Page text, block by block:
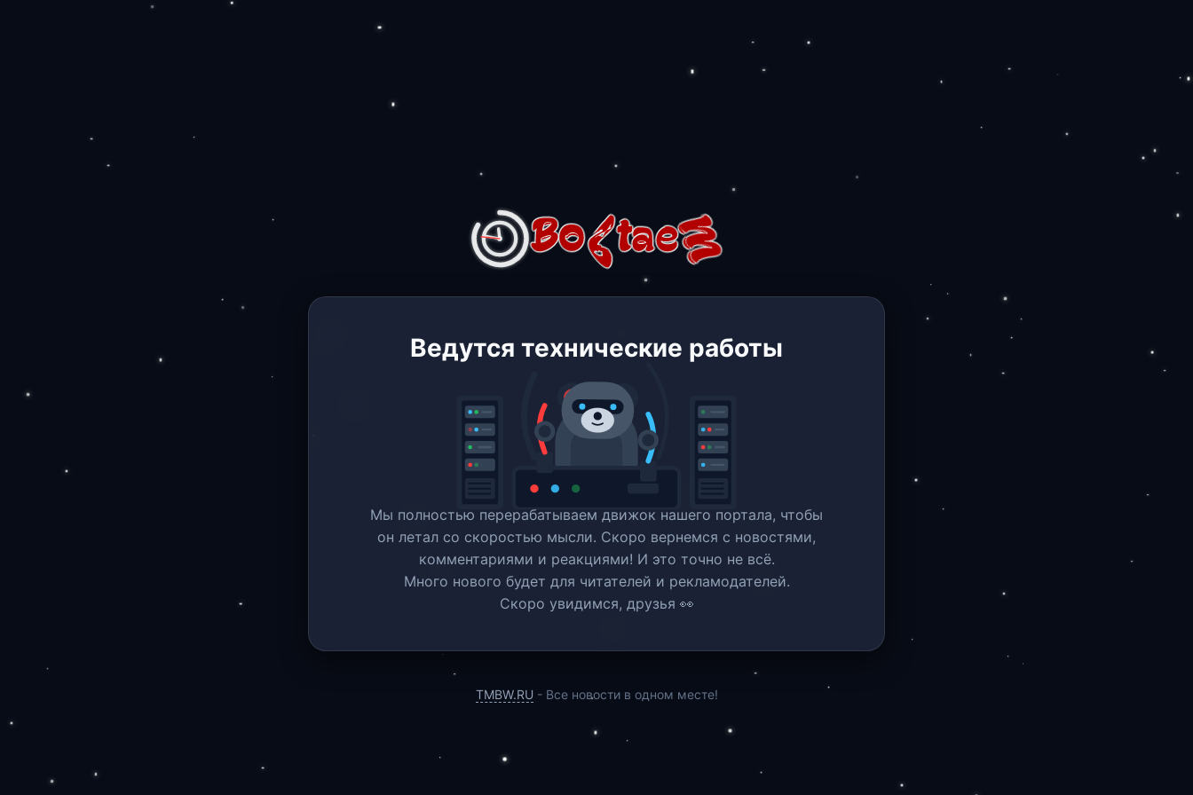
Ведутся технические работы
Мы полностью перерабатываем движок нашего портала, чтобы
он летал со скоростью мысли. Скоро вернемся c новостями,
комментариями и реакциями! И это точно не всё.
Много нового будет для читателей и рекламодателей.
Скоро увидимся, друзья 👀
TMBW.RU - Все новости в одном месте!